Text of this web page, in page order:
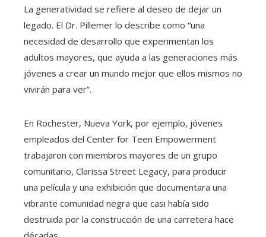
La generatividad se refiere al deseo de dejar un
legado. El Dr. Pillemer lo describe como “una
necesidad de desarrollo que experimentan los
adultos mayores, que ayuda a las generaciones más
jóvenes a crear un mundo mejor que ellos mismos no
vivirán para ver”.
En Rochester, Nueva York, por ejemplo, jóvenes
empleados del Center for Teen Empowerment
trabajaron con miembros mayores de un grupo
comunitario, Clarissa Street Legacy, para producir
una película y una exhibición que documentara una
vibrante comunidad negra que casi había sido
destruida por la construcción de una carretera hace